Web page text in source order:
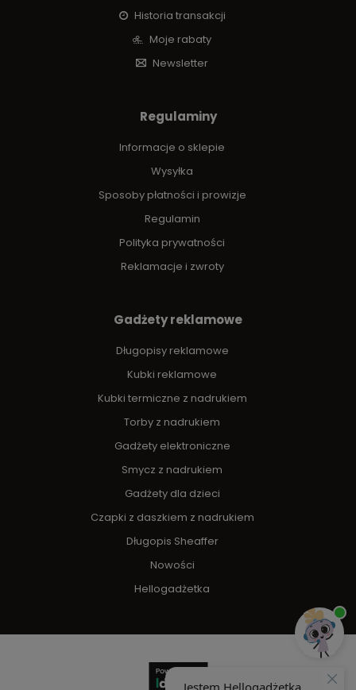
Historia transakcji
Moje rabaty
Newsletter
Regulaminy
Informacje o sklepie
Wysyłka
Sposoby płatności i prowizje
Regulamin
Polityka prywatności
Reklamacje i zwroty
Gadżety reklamowe
Długopisy reklamowe
Kubki reklamowe
Kubki termiczne z nadrukiem
Torby z nadrukiem
Gadżety elektroniczne
Smycz z nadrukiem
Gadżety dla dzieci
Czapki z daszkiem z nadrukiem
Długopis Sheaffer
Nowości
Hellogadżetka